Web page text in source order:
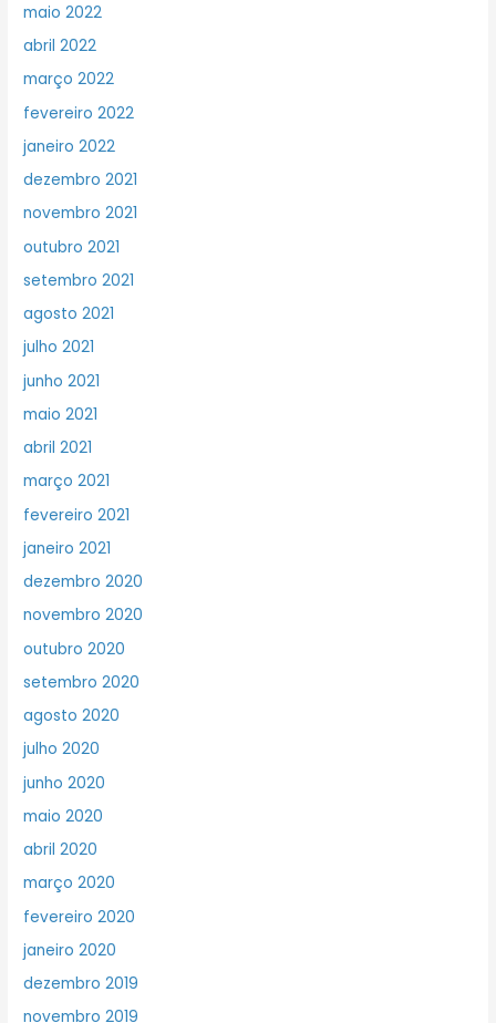
maio 2022
abril 2022
março 2022
fevereiro 2022
janeiro 2022
dezembro 2021
novembro 2021
outubro 2021
setembro 2021
agosto 2021
julho 2021
junho 2021
maio 2021
abril 2021
março 2021
fevereiro 2021
janeiro 2021
dezembro 2020
novembro 2020
outubro 2020
setembro 2020
agosto 2020
julho 2020
junho 2020
maio 2020
abril 2020
março 2020
fevereiro 2020
janeiro 2020
dezembro 2019
novembro 2019